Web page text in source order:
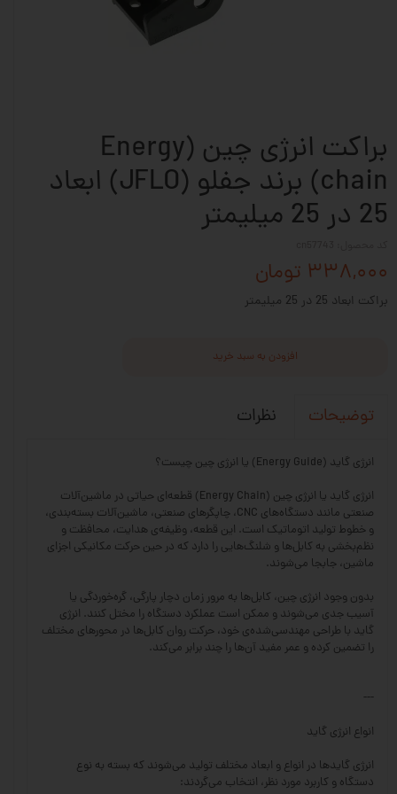
براکت انرژی چین (Energy
chain) برند جفلو (JFLO) ابعاد
25 در 25 میلیمتر
۳۳۸,۰۰۰ تومان
براکت ابعاد 25 در 25 میلیمتر
افزودن به سبد خرید
توضیحات نظرات
انرژی گاید (Energy Guide) یا انرژی چین چیست؟
انرژی گاید یا انرژی چین (Energy Chain) قطعه‌ای حیاتی در ماشین‌آلات
صنعتی مانند دستگاه‌های CNC، چاپگرهای صنعتی، ماشین‌آلات بسته‌بندی،
و خطوط تولید اتوماتیک است. این قطعه، وظیفه‌ی هدایت، محافظت و
نظم‌بخشی به کابل‌ها و شلنگ‌هایی را دارد که در حین حرکت مکانیکی اجزای
ماشین، جابجا می‌شوند.
بدون وجود انرژی چین، کابل‌ها به مرور زمان دچار پارگی، گره‌خوردگی یا
آسیب جدی می‌شوند و ممکن است عملکرد دستگاه را مختل کنند. انرژی
گاید با طراحی مهندسی‌شده‌ی خود، حرکت روان کابل‌ها در محورهای مختلف
را تضمین کرده و عمر مفید آن‌ها را چند برابر می‌کند.
---
انواع انرژی گاید
انرژی گایدها در انواع و ابعاد مختلف تولید می‌شوند که بسته به نوع
دستگاه و کاربرد مورد نظر، انتخاب می‌گردند: